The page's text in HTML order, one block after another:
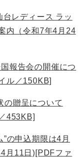
レディース ラッ
内（令和7年4月24
報告会の開催につ
ル／150KB]
の贈呈について
453KB]
の申込期限は4月
月11日)[PDFファ